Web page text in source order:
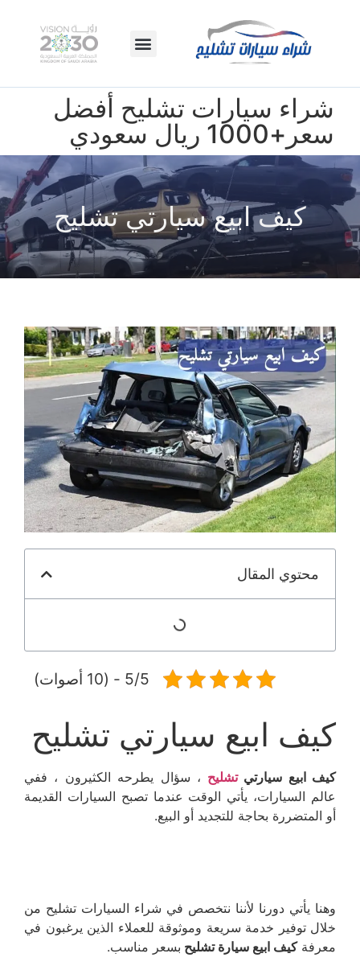
شراء سيارات تشليح أفضل
سعر+1000 ريال سعودي
كيف ابيع سيارتي تشليح
محتوي المقال
5/5 - (10 أصوات)
كيف ابيع سيارتي تشليح
كيف ابيع سيارتيتشليح ، سؤال يطرحه الكثيرون ، ففي
عالم السيارات، يأتي الوقت عندما تصبح السيارات القديمة
أو المتضررة بحاجة للتجديد أو البيع.
وهنا يأتي دورنا لأننا نتخصص في شراء السيارات تشليح من
خلال توفير خدمة سريعة وموثوقة للعملاء الذين يرغبون في
معرفةكيف ابيع سيارة تشليحبسعر مناسب.